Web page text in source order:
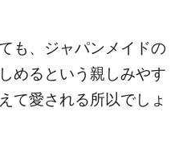
も、ジャパンメイドの
めるという親しみやす
て愛される所以でしょ